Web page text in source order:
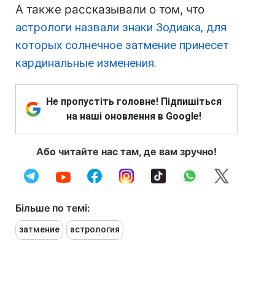
А также рассказывали о том, что
астрологи назвали знаки Зодиака, для
которых солнечное затмение принесет
кардинальные изменения.
Не пропустіть головне! Підпишіться
на наші оновлення в Google!
Або читайте нас там, де вам зручно!
Більше по темі:
затмение астрология